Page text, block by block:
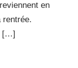
en
rentrée.
[…]